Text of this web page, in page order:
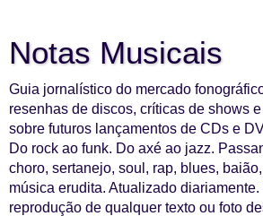
Notas Musicais
Guia jornalístico do mercado
resenhas de discos, críticas de shows
sobre futuros lançamentos de CDs e
Do rock ao funk. Do axé ao jazz.
choro, sertanejo, soul, rap, blues,
música erudita. Atualizado
reprodução de qualquer texto ou foto